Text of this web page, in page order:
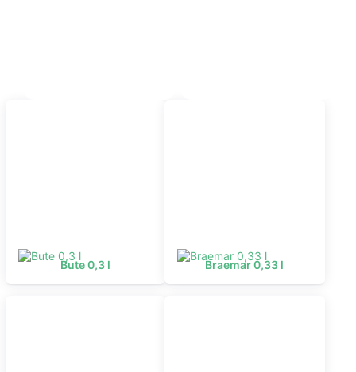
Bute 0,3 l Braemar 0,33 l